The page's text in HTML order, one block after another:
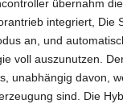
übernahm
integriert, Die
an, und
voll auszunutzen.
unabhängig davon,
sind. Die